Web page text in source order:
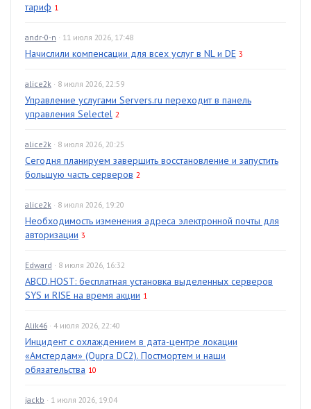
тариф 1
andr-0-n · 11 июля 2026, 17:48
Начислили компенсации для всех услуг в NL и DE 3
alice2k · 8 июля 2026, 22:59
Управление услугами Servers.ru переходит в панель
управления Selectel 2
alice2k · 8 июля 2026, 20:25
Сегодня планируем завершить восстановление и запустить
большую часть серверов 2
alice2k · 8 июля 2026, 19:20
Необходимость изменения адреса электронной почты для
авторизации 3
Edward · 8 июля 2026, 16:32
ABCD.HOST: бесплатная установка выделенных серверов
SYS и RISE на время акции 1
Alik46 · 4 июля 2026, 22:40
Инцидент с охлаждением в дата-центре локации
«Амстердам» (Qupra DC2). Постмортем и наши
обязательства 10
jackb · 1 июля 2026, 19:04